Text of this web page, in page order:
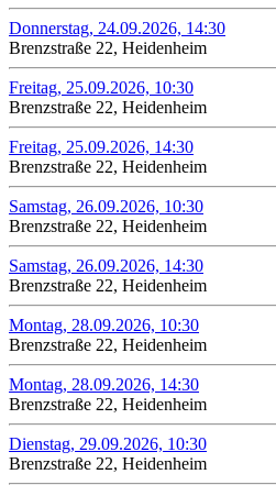
Donnerstag, 24.09.2026, 14:30
Brenzstraße 22, Heidenheim
Freitag, 25.09.2026, 10:30
Brenzstraße 22, Heidenheim
Freitag, 25.09.2026, 14:30
Brenzstraße 22, Heidenheim
Samstag, 26.09.2026, 10:30
Brenzstraße 22, Heidenheim
Samstag, 26.09.2026, 14:30
Brenzstraße 22, Heidenheim
Montag, 28.09.2026, 10:30
Brenzstraße 22, Heidenheim
Montag, 28.09.2026, 14:30
Brenzstraße 22, Heidenheim
Dienstag, 29.09.2026, 10:30
Brenzstraße 22, Heidenheim